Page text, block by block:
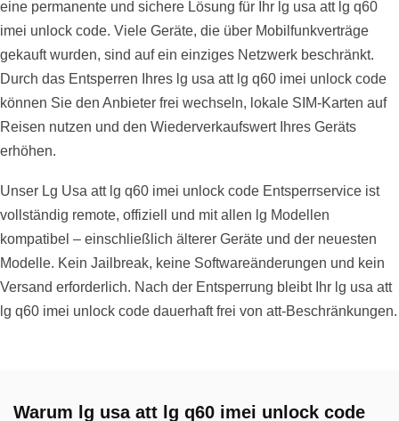
eine permanente und sichere Lösung für Ihr lg usa att lg q60
imei unlock code. Viele Geräte, die über Mobilfunkverträge
gekauft wurden, sind auf ein einziges Netzwerk beschränkt.
Durch das Entsperren Ihres lg usa att lg q60 imei unlock code
können Sie den Anbieter frei wechseln, lokale SIM-Karten auf
Reisen nutzen und den Wiederverkaufswert Ihres Geräts
erhöhen.
Unser Lg Usa att lg q60 imei unlock code Entsperrservice ist
vollständig remote, offiziell und mit allen lg Modellen
kompatibel – einschließlich älterer Geräte und der neuesten
Modelle. Kein Jailbreak, keine Softwareänderungen und kein
Versand erforderlich. Nach der Entsperrung bleibt Ihr lg usa att
lg q60 imei unlock code dauerhaft frei von att-Beschränkungen.
Warum lg usa att lg q60 imei unlock code